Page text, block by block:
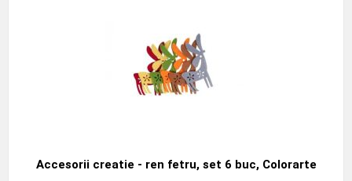
Accesorii creatie - ren fetru, set 6 buc, Colorarte